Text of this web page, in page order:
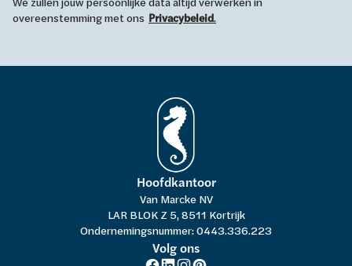
overeenstemming met ons Privacybeleid.
Hoofdkantoor
Van Marcke NV
LAR BLOK Z 5, 8511 Kortrijk
Ondernemingsnummer: 0443.336.223
Volg ons